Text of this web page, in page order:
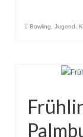
Bowling, Jugend,